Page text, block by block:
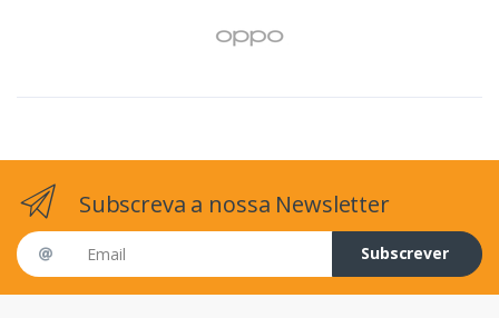
Subscreva a nossa Newsletter
Email address
Subscrever